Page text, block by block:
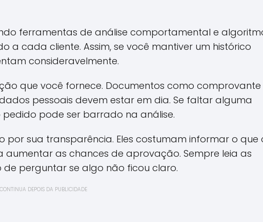
ferramentas de análise comportamental e
a cada cliente. Assim, se você mantiver um histórico
consideravelmente.
que você fornece. Documentos como comprovante
pessoais devem estar em dia. Se faltar alguma
pode ser barrado na análise.
por sua transparência. Eles costumam informar o que
as chances de aprovação. Sempre leia as
perguntar se algo não ficou claro.
CONTINUA DEPOIS DA PUBLICIDADE